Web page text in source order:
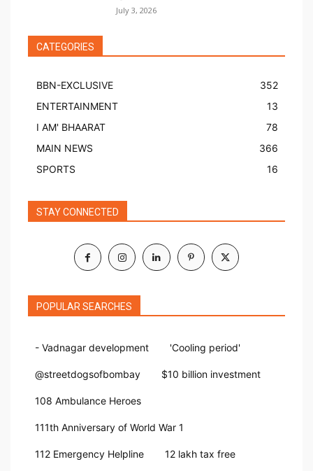
July 3, 2026
CATEGORIES
BBN-EXCLUSIVE
352
ENTERTAINMENT
13
I AM' BHAARAT
78
MAIN NEWS
366
SPORTS
16
STAY CONNECTED
POPULAR SEARCHES
- Vadnagar development 'Cooling period'
@streetdogsofbombay $10 billion investment
108 Ambulance Heroes
111th Anniversary of World War 1
112 Emergency Helpline 12 lakh tax free